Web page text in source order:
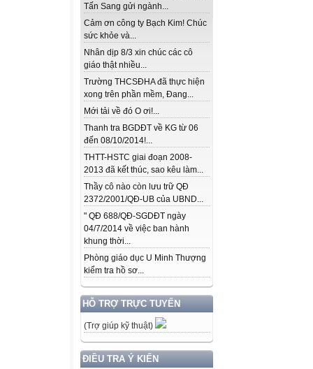
Tấn Sang gửi ngành...
Cảm ơn công ty Bạch Kim! Chúc
sức khỏe và...
Nhân dịp 8/3 xin chúc các cô
giáo thật nhiều...
Trường THCSĐHA đã thực hiện
xong trên phần mềm, Đang...
Mới tải về đó O ơi!...
Thanh tra BGDĐT về KG từ 06
đến 08/10/2014!...
THTT-HSTC giai đoạn 2008-
2013 đã kết thúc, sao kêu làm...
Thầy cô nào còn lưu trữ QĐ
2372/2001/QĐ-UB của UBND...
" QĐ 688/QĐ-SGDĐT ngày
04/7/2014 về việc ban hành
khung thời...
Phòng giáo dục U Minh Thượng
kiểm tra hồ sơ...
HỖ TRỢ TRỰC TUYẾN
(Trợ giúp kỹ thuật)
ĐIỀU TRA Ý KIẾN